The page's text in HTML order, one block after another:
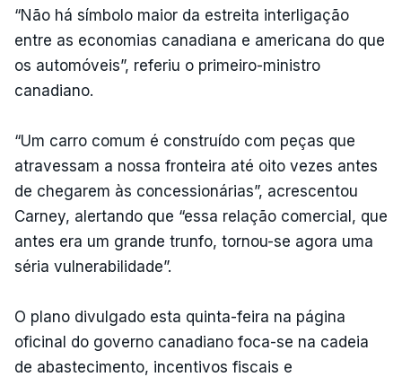
“Não há símbolo maior da estreita interligação
entre as economias canadiana e americana do que
os automóveis”, referiu o primeiro-ministro
canadiano.
“Um carro comum é construído com peças que
atravessam a nossa fronteira até oito vezes antes
de chegarem às concessionárias”, acrescentou
Carney, alertando que “essa relação comercial, que
antes era um grande trunfo, tornou-se agora uma
séria vulnerabilidade”.
O plano divulgado esta quinta-feira na página
oficinal do governo canadiano foca-se na cadeia
de abastecimento, incentivos fiscais e